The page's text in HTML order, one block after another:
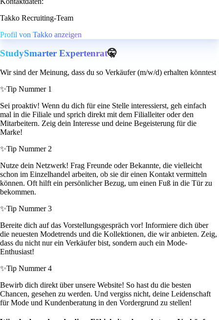
Takko Recruiting-Team
Profil von Takko anzeigen
StudySmarter Expertenrat🤫
Wir sind der Meinung, dass du so Verkäufer (m/w/d) erhalten könntest
✨Tip Nummer 1
Sei proaktiv! Wenn du dich für eine Stelle interessierst, geh einfach
mal in die Filiale und sprich direkt mit dem Filialleiter oder den
Mitarbeitern. Zeig dein Interesse und deine Begeisterung für die
Marke!
✨Tip Nummer 2
Nutze dein Netzwerk! Frag Freunde oder Bekannte, die vielleicht
schon im Einzelhandel arbeiten, ob sie dir einen Kontakt vermitteln
können. Oft hilft ein persönlicher Bezug, um einen Fuß in die Tür zu
bekommen.
✨Tip Nummer 3
Bereite dich auf das Vorstellungsgespräch vor! Informiere dich über
die neuesten Modetrends und die Kollektionen, die wir anbieten. Zeig,
dass du nicht nur ein Verkäufer bist, sondern auch ein Mode-
Enthusiast!
✨Tip Nummer 4
Bewirb dich direkt über unsere Website! So hast du die besten
Chancen, gesehen zu werden. Und vergiss nicht, deine Leidenschaft
für Mode und Kundenberatung in den Vordergrund zu stellen!